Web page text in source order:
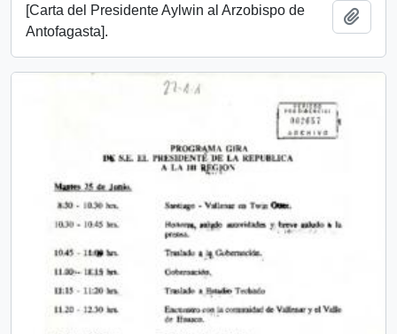
[Carta del Presidente Aylwin al Arzobispo de
Antofagasta].